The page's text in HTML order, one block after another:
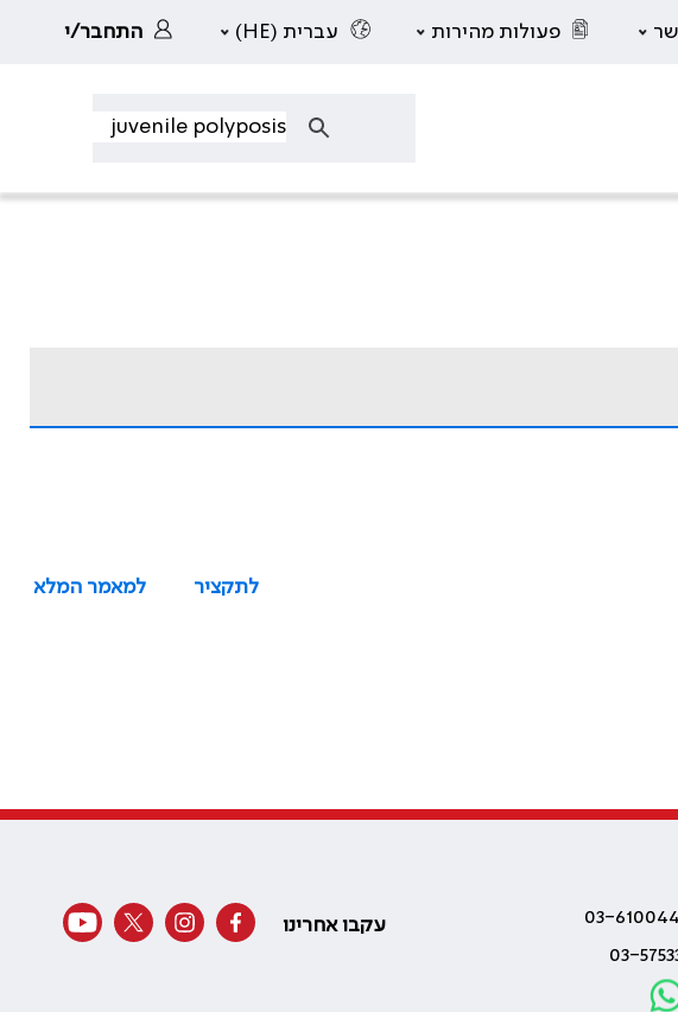
פעולות מהירות עברית (HE) התחבר/י
לתקציר
למאמר המלא
עקבו אחרינו